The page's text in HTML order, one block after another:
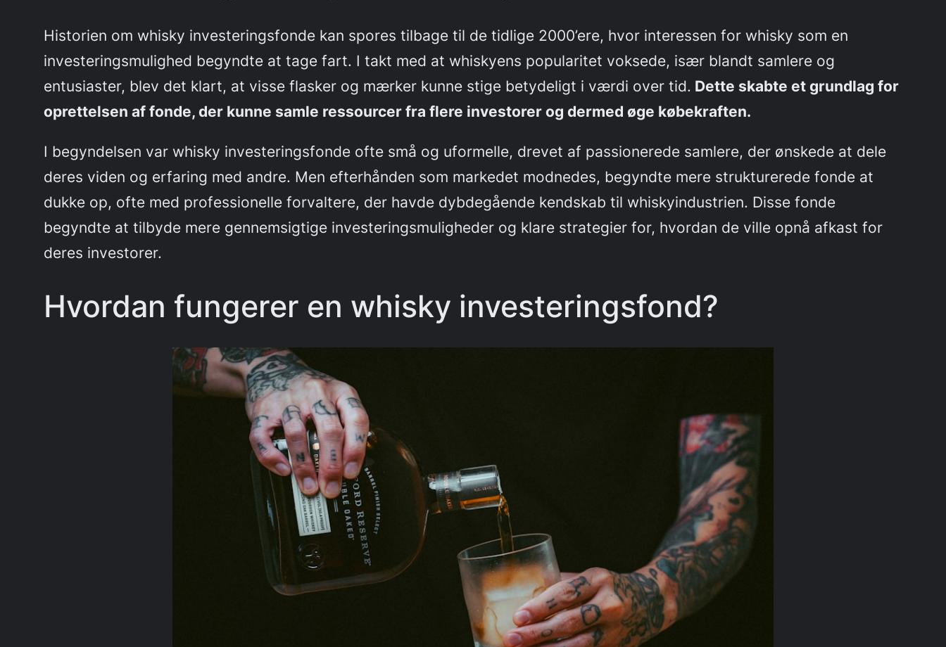
Historien om whisky investeringsfonde kan spores tilbage til de tidlige 2000’ere, hvor interessen for whisky som en
investeringsmulighed begyndte at tage fart. I takt med at whiskyens popularitet voksede, især blandt samlere og
entusiaster, blev det klart, at visse flasker og mærker kunne stige betydeligt i værdi over tid. Dette skabte et grundlag for
oprettelsen af fonde, der kunne samle ressourcer fra flere investorer og dermed øge købekraften.
I begyndelsen var whisky investeringsfonde ofte små og uformelle, drevet af passionerede samlere, der ønskede at dele
deres viden og erfaring med andre. Men efterhånden som markedet modnedes, begyndte mere strukturerede fonde at
dukke op, ofte med professionelle forvaltere, der havde dybdegående kendskab til whiskyindustrien. Disse fonde
begyndte at tilbyde mere gennemsigtige investeringsmuligheder og klare strategier for, hvordan de ville opnå afkast for
deres investorer.
Hvordan fungerer en whisky investeringsfond?